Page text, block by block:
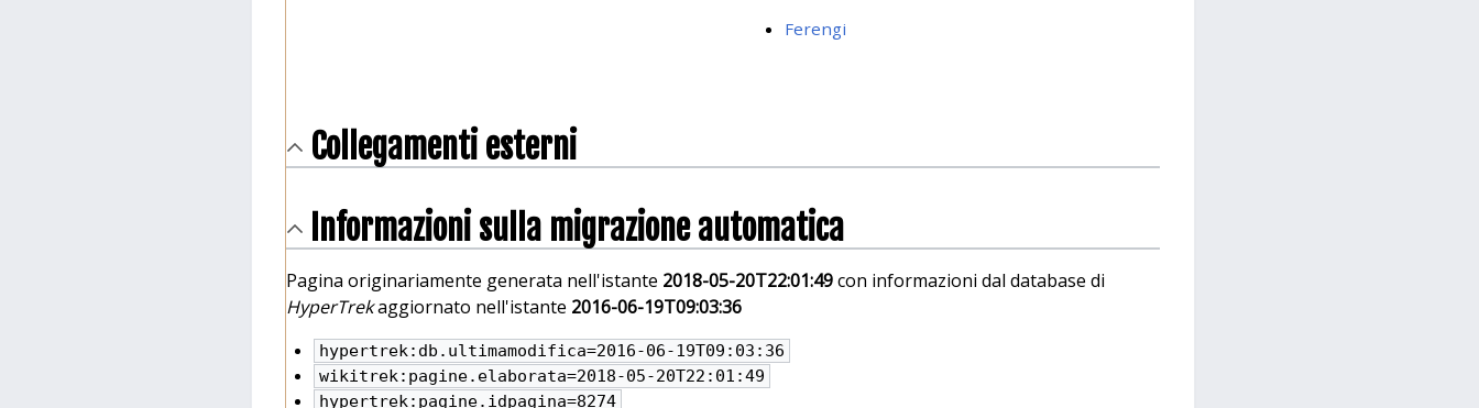
Ferengi
Collegamenti esterni
Informazioni sulla migrazione automatica
Pagina originariamente generata nell'istante 2018-05-20T22:01:49con informazioni dal database di
HyperTrekaggiornato nell'istante 2016-06-19T09:03:36
hypertrek:db.ultimamodifica=2016-06-19T09:03:36
wikitrek:pagine.elaborata=2018-05-20T22:01:49
hypertrek:pagine.idpagina=8274